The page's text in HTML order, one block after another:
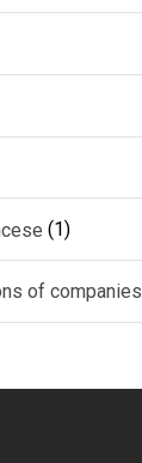
(1)
of companies